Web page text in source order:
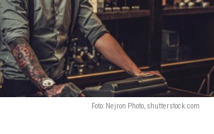
Foto: Nejron Photo, shutterstock.com